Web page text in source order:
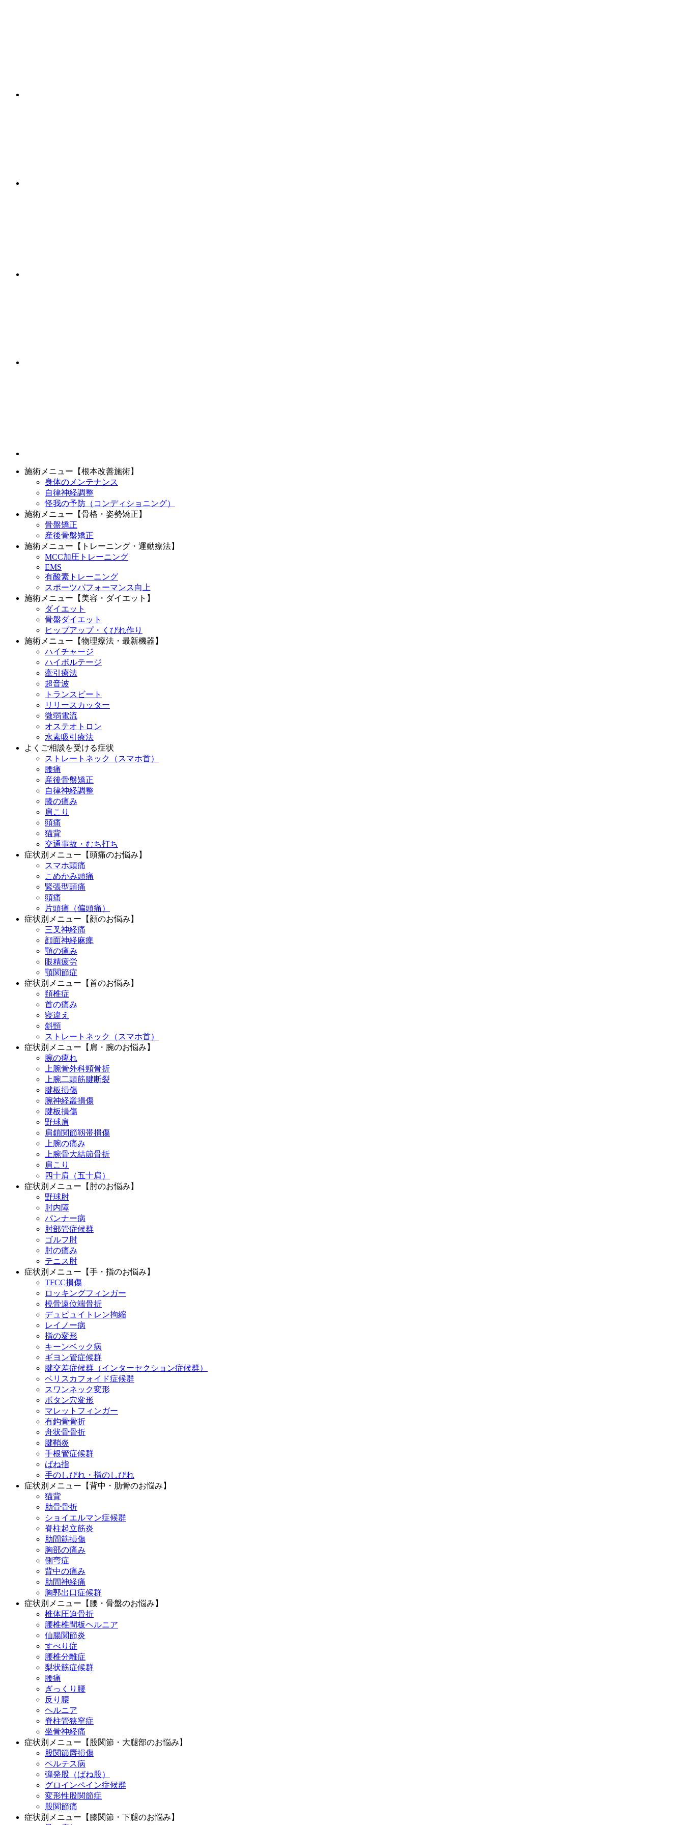
施術メニュー【根本改善施術】
身体のメンテナンス
自律神経調整
怪我の予防（コンディショニング）
施術メニュー【骨格・姿勢矯正】
骨盤矯正
産後骨盤矯正
施術メニュー【トレーニング・運動療法】
MCC加圧トレーニング
EMS
有酸素トレーニング
スポーツパフォーマンス向上
施術メニュー【美容・ダイエット】
ダイエット
骨盤ダイエット
ヒップアップ・くびれ作り
施術メニュー【物理療法・最新機器】
ハイチャージ
ハイボルテージ
牽引療法
超音波
トランスビート
リリースカッター
微弱電流
オステオトロン
水素吸引療法
よくご相談を受ける症状
ストレートネック（スマホ首）
腰痛
産後骨盤矯正
自律神経調整
膝の痛み
肩こり
頭痛
猫背
交通事故・むち打ち
症状別メニュー【頭痛のお悩み】
スマホ頭痛
こめかみ頭痛
緊張型頭痛
頭痛
片頭痛（偏頭痛）
症状別メニュー【顔のお悩み】
三叉神経痛
顔面神経麻痺
顎の痛み
眼精疲労
顎関節症
症状別メニュー【首のお悩み】
頚椎症
首の痛み
寝違え
斜頸
ストレートネック（スマホ首）
症状別メニュー【肩・腕のお悩み】
腕の痺れ
上腕骨外科頸骨折
上腕二頭筋腱断裂
腱板損傷
腕神経叢損傷
腱板損傷
野球肩
肩鎖関節靱帯損傷
上腕の痛み
上腕骨大結節骨折
肩こり
四十肩（五十肩）
症状別メニュー【肘のお悩み】
野球肘
肘内障
パンナー病
肘部管症候群
ゴルフ肘
肘の痛み
テニス肘
症状別メニュー【手・指のお悩み】
TFCC損傷
ロッキングフィンガー
橈骨遠位端骨折
デュピュイトレン拘縮
レイノー病
指の変形
キーンベック病
ギヨン管症候群
腱交差症候群（インターセクション症候群）
ベリスカフォイド症候群
スワンネック変形
ボタン穴変形
マレットフィンガー
有鈎骨骨折
舟状骨骨折
腱鞘炎
手根管症候群
ばね指
手のしびれ・指のしびれ
症状別メニュー【背中・肋骨のお悩み】
猫背
肋骨骨折
ショイエルマン症候群
脊柱起立筋炎
肋間筋損傷
胸部の痛み
側弯症
背中の痛み
肋間神経痛
胸郭出口症候群
症状別メニュー【腰・骨盤のお悩み】
椎体圧迫骨折
腰椎椎間板ヘルニア
仙腸関節炎
すべり症
腰椎分離症
梨状筋症候群
腰痛
ぎっくり腰
反り腰
ヘルニア
脊柱管狭窄症
坐骨神経痛
症状別メニュー【股関節・大腿部のお悩み】
股関節唇損傷
ペルテス病
弾発股（ばね股）
グロインペイン症候群
変形性股関節症
股関節痛
症状別メニュー【膝関節・下腿のお悩み】